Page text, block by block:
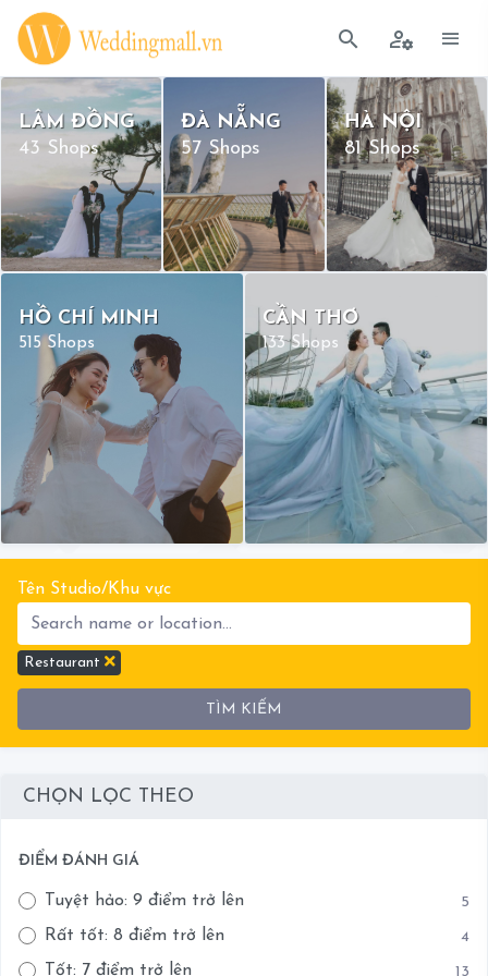
LÂM ĐỒNG
43 Shops
ĐÀ NẴNG
57 Shops
HÀ NỘI
81 Shops
HỒ CHÍ MINH
515 Shops
CẦN THƠ
133 Shops
Tên Studio/Khu vực
Restaurant
TÌM KIẾM
CHỌN LỌC THEO
ĐIỂM ĐÁNH GIÁ
Tuyệt hảo: 9 điểm trở lên 5
Rất tốt: 8 điểm trở lên 4
Tốt: 7 điểm trở lên 13